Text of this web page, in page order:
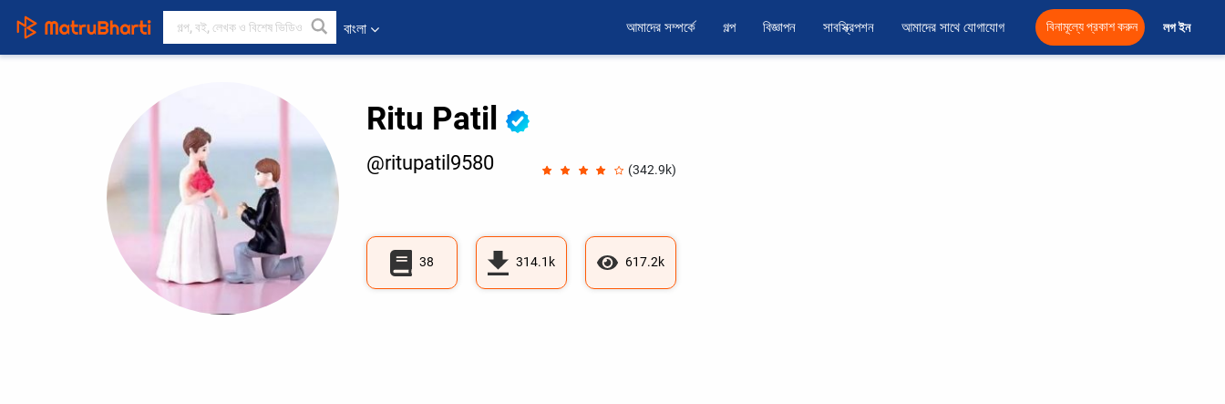
বাংলা আমাদের সম্পর্কে গল্প বিজ্ঞাপন সাবস্ক্রিপশন আমাদের সাথে যোগাযোগ বিনামূল্যে প্রকাশ করুন লগ ইন
Ritu Patil
@ritupatil9580 (342.9k)
38 314.1k 617.2k